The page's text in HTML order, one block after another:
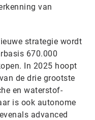
van
strategie wordt
670.000
In 2025 hoopt
de drie grootste
en waterstof-
is ook autonome
advanced